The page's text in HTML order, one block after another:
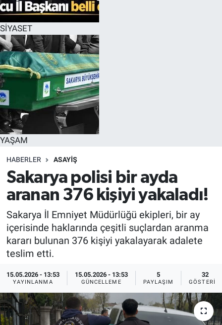
SİYASET
YAŞAM
HABERLER ASAYİŞ
Sakarya polisi bir ayda
aranan 376 kişiyi yakaladı!
Sakarya İl Emniyet Müdürlüğü ekipleri, bir ay
içerisinde haklarında çeşitli suçlardan aranma
kararı bulunan 376 kişiyi yakalayarak adalete
teslim etti.
15.05.2026 - 13:53
YAYINLANMA
15.05.2026 - 13:53
GÜNCELLEME
5
PAYLAŞIM
32
GÖSTERIM